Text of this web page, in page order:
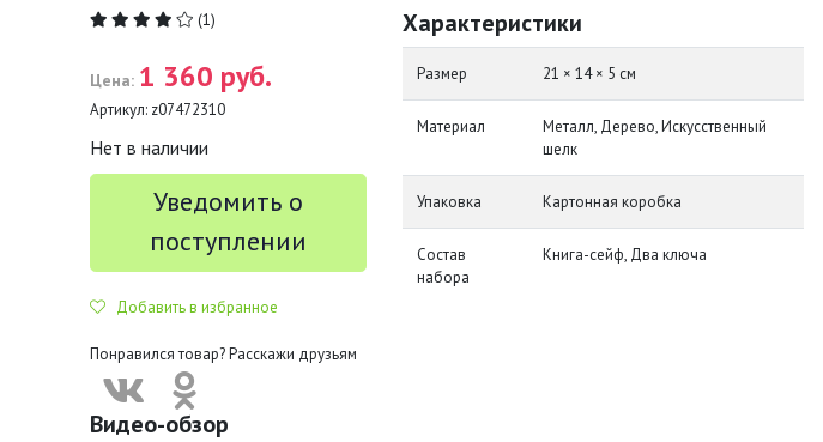
(1)
Цена: 1 360 руб.
Артикул: z07472310
Нет в наличии
Уведомить о
поступлении
Добавить в избранное
Понравился товар? Расскажи друзьям
Видео-обзор
Характеристики
Размер 21 × 14 × 5 см
Материал
Металл, Дерево, Искусственный
шелк
Упаковка Картонная коробка
Состав
набора
Книга-сейф, Два ключа